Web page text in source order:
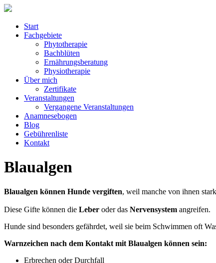
Start
Fachgebiete
Phytotherapie
Bachblüten
Ernährungsberatung
Physiotherapie
Über mich
Zertifikate
Veranstaltungen
Vergangene Veranstaltungen
Anamnesebogen
Blog
Gebührenliste
Kontakt
Blaualgen
Blaualgen können Hunde vergiften, weil manche von ihnen
Diese Gifte können die Leber oder das Nervensystem angreifen.
Hunde sind besonders gefährdet, weil sie beim Schwimmen oft
Warnzeichen nach dem Kontakt mit Blaualgen können sein:
Erbrechen oder Durchfall